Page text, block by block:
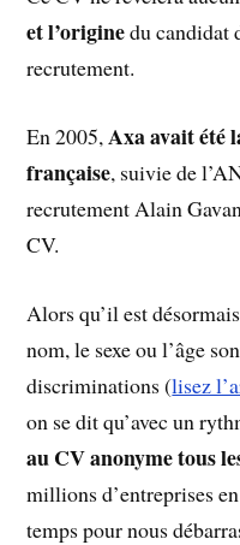
et l’originedu candidat
recrutement.
En 2005, Axa avait été
française, suivie de
recrutement Alain
CV.
Alors qu’il est
nom, le sexe ou l’âge
discriminations (lisez
on se dit qu’avec un
au CV anonyme tous
millions d’entreprises
temps pour nous